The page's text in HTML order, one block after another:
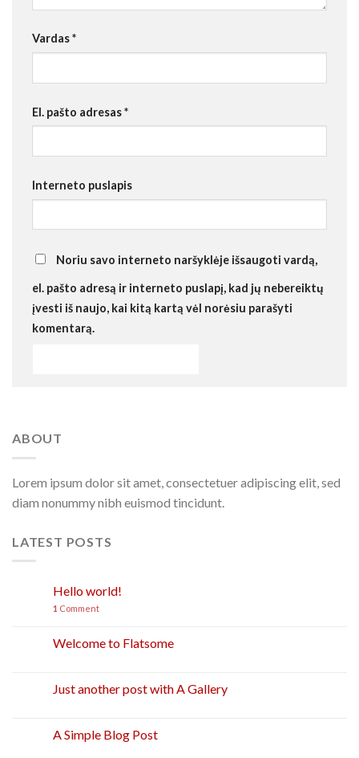
Vardas*
El. pašto adresas*
Interneto puslapis
Noriu savo interneto naršyklėje išsaugoti vardą,
el. pašto adresą ir interneto puslapį, kad jų nebereiktų
įvesti iš naujo, kai kitą kartą vėl norėsiu parašyti
komentarą.
ABOUT
Lorem ipsum dolor sit amet, consectetuer adipiscing elit, sed
diam nonummy nibh euismod tincidunt.
LATEST POSTS
Hello world!
1 Comment
Welcome to Flatsome
Just another post with A Gallery
A Simple Blog Post